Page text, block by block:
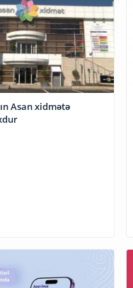
Asan xidmətə